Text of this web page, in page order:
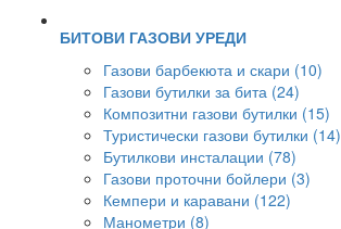
БИТОВИ ГАЗОВИ УРЕДИ
Газови барбекюта и скари (10)
Газови бутилки за бита (24)
Композитни газови бутилки (15)
Туристически газови бутилки (14)
Бутилкови инсталации (78)
Газови проточни бойлери (3)
Кемпери и каравани (122)
Манометри (8)